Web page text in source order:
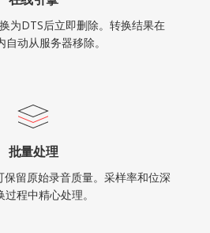
为DTS后立即删除。转换结果在
自动从服务器移除。
批量处理
留原始录音质量。采样率和位深
过程中精心处理。